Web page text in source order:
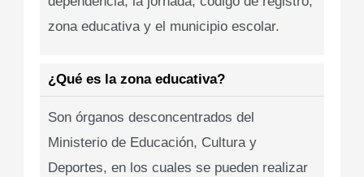
zona educativa y el municipio escolar.
¿Qué es la zona educativa?
Son órganos desconcentrados del
Ministerio de Educación, Cultura y
Deportes, en los cuales se pueden realizar